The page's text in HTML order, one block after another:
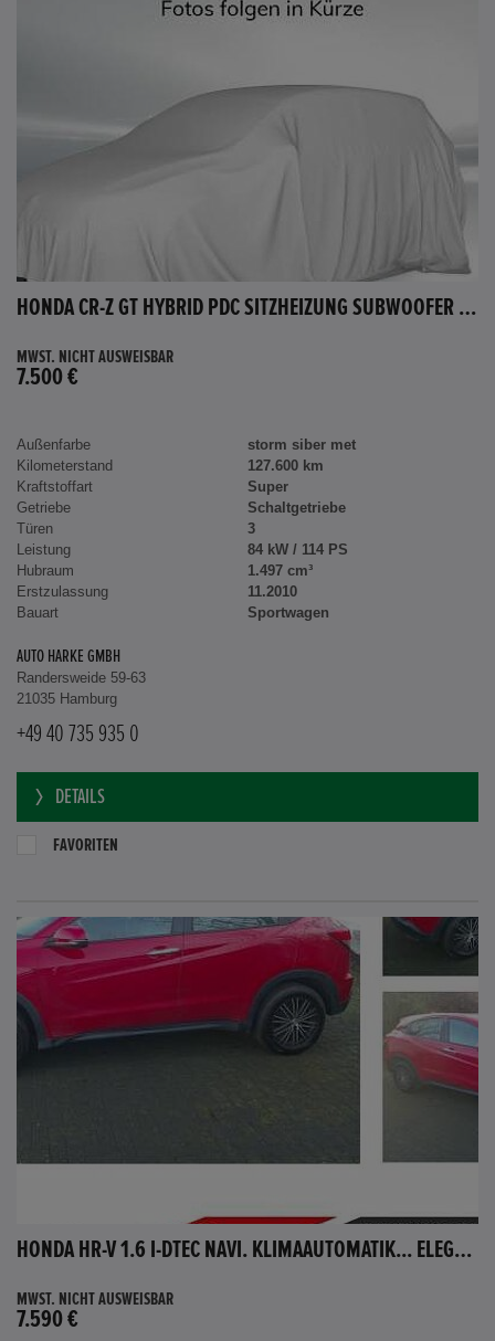
HONDA CR-Z GT HYBRID PDC SITZHEIZUNG SUBWOOFER BLUETOOTH
MWST. NICHT AUSWEISBAR
7.500 €
Außenfarbe
storm siber met
Kilometerstand
127.600 km
Kraftstoffart
Super
Getriebe
Schaltgetriebe
Türen
3
Leistung
84 kW / 114 PS
Hubraum
1.497 cm³
Erstzulassung
11.2010
Bauart
Sportwagen
AUTO HARKE GMBH
Randersweide 59-63
21035 Hamburg
+49 40 735 935 0
DETAILS
FAVORITEN
HONDA HR-V 1.6 I-DTEC NAVI. KLIMAAUTOMATIK... ELEGANCE
MWST. NICHT AUSWEISBAR
7.590 €